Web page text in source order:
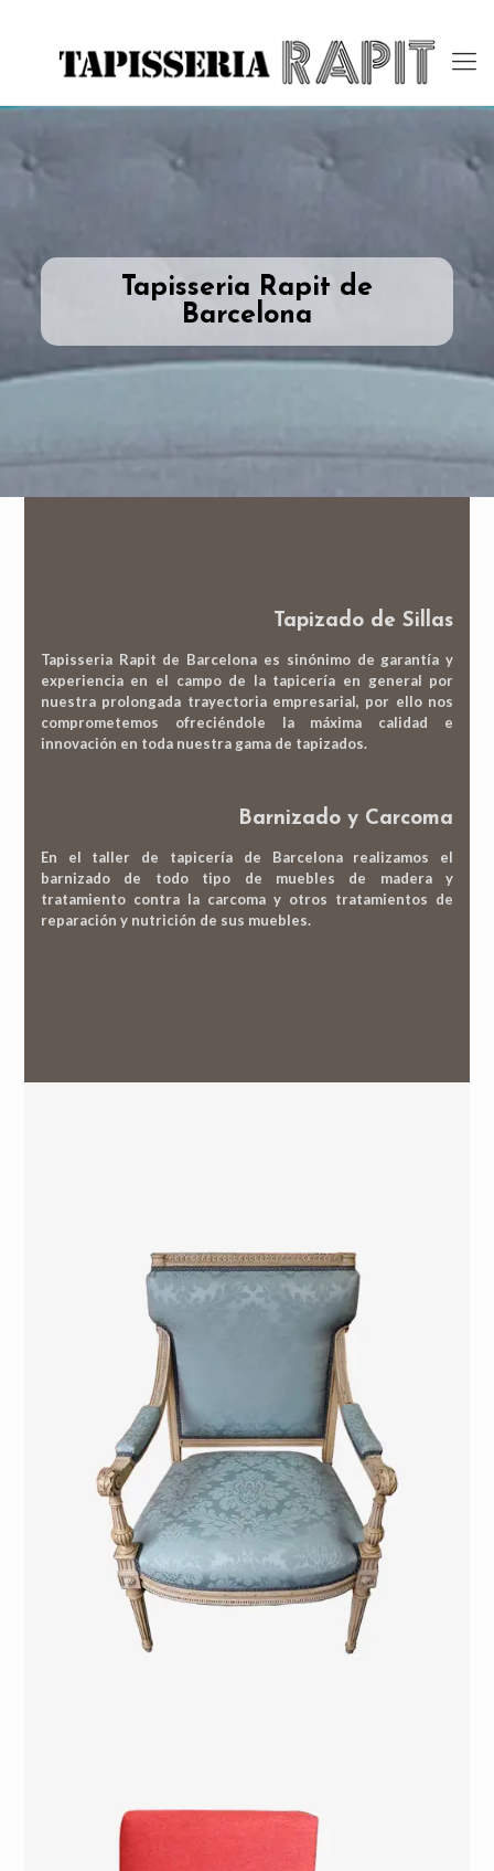
Tapisseria Rapit de
Barcelona
Tapizado de Sillas
Tapisseria Rapit de Barcelona es sinónimo de garantía y
experiencia en el campo de la tapicería en general por
nuestra prolongada trayectoria empresarial, por ello nos
comprometemos ofreciéndole la máxima calidad e
innovación en toda nuestra gama de tapizados.
Barnizado y Carcoma
En el taller de tapicería de Barcelona realizamos el
barnizado de todo tipo de muebles de madera y
tratamiento contra la carcoma y otros tratamientos de
reparación y nutrición de sus muebles.